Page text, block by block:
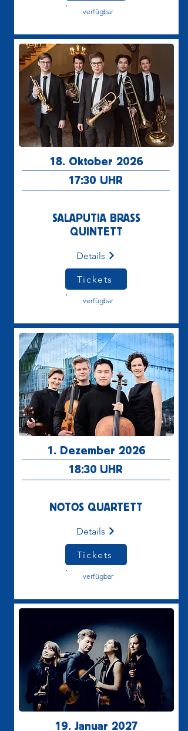
verfügbar
18. Oktober 2026
17:30 UHR
SALAPUTIA BRASS
QUINTETT
Details
Tickets
verfügbar
1. Dezember 2026
18:30 UHR
NOTOS QUARTETT
Details
Tickets
verfügbar
19. Januar 2027